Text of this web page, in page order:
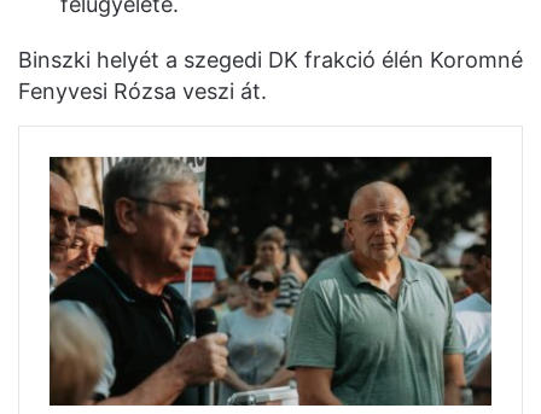
Binszki helyét a szegedi DK frakció élén Koromné
Fenyvesi Rózsa veszi át.